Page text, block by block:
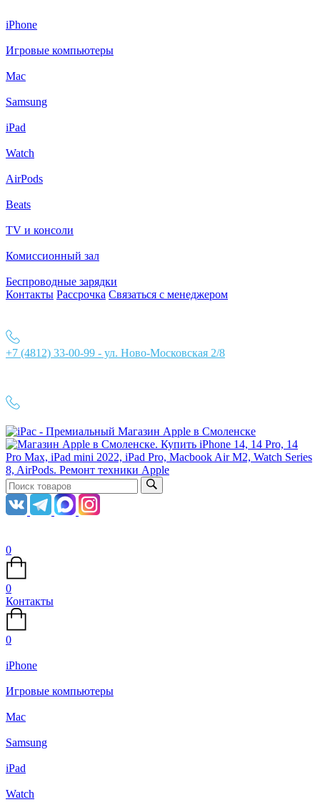
iPhone
Игровые компьютеры
Mac
Samsung
iPad
Watch
AirPods
Beats
TV и консоли
Комиссионный зал
Беспроводные зарядки
Контакты Рассрочка Связаться с менеджером
+7 (4812) 33-00-99 - ул. Ново-Московская 2/8
0
0
Контакты
0
iPhone
Игровые компьютеры
Mac
Samsung
iPad
Watch